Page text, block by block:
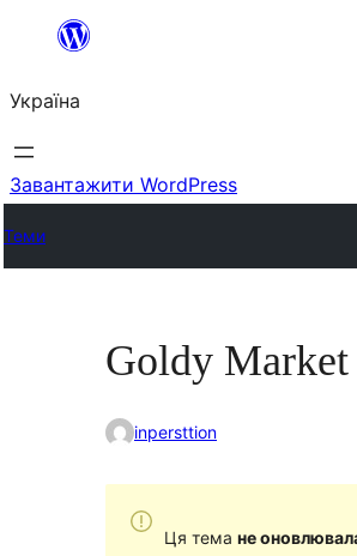
Перейти
вмісту
Україна
Завантажити WordPress
Теми
Goldy Market
inpersttion
Ця тема не